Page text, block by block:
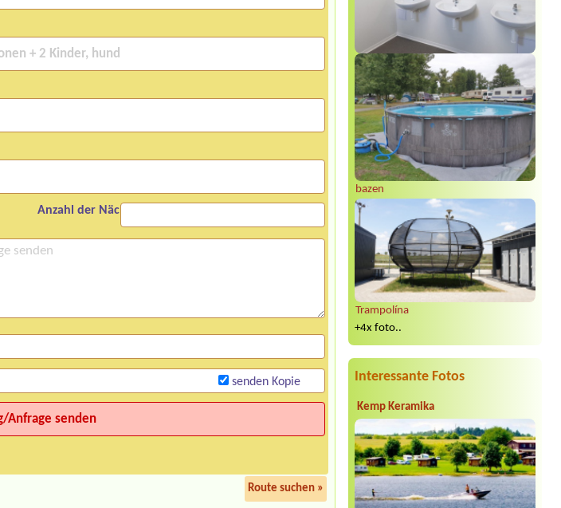
bazen
Trampolína
+4x foto..
Interessante Fotos
Kemp Keramika
Anzahl der Nächte:
senden Kopie
Route suchen »